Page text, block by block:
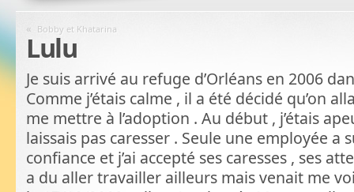
« Bobby et Khatarina
Lulu
Je suis arrivé au refuge d’Orléans en 2006
Comme j’étais calme , il a été décidé qu’on
me mettre à l’adoption . Au début , j’étais
laissais pas caresser . Seule une employée a
confiance et j’ai accepté ses caresses , ses
a du aller travailler ailleurs mais venait me